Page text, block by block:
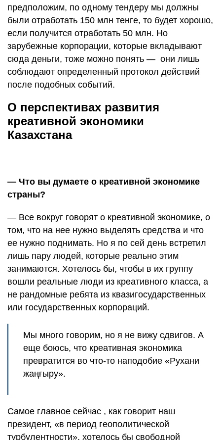
предположим, по одному тендеру мы должны
были отработать 150 млн тенге, то будет хорошо,
если получится отработать 50 млн. Но
зарубежные корпорации, которые вкладывают
сюда деньги, тоже можно понять — они лишь
соблюдают определенный протокол действий
после подобных событий.
О перспективах развития
креативной экономики
Казахстана
— Что вы думаете о креативной экономике
страны?
— Все вокруг говорят о креативной экономике, о
том, что на нее нужно выделять средства и что
ее нужно поднимать. Но я по сей день встретил
лишь пару людей, которые реально этим
занимаются. Хотелось бы, чтобы в их группу
вошли реальные люди из креативного класса, а
не рандомные ребята из квазигосударственных
или государственных корпораций.
Мы много говорим, но я не вижу сдвигов. А
еще боюсь, что креативная экономика
превратится во что-то наподобие «Рухани
жаңғыру».
Самое главное сейчас , как говорит наш
президент, «в период геополитической
турбулентности», хотелось бы свободной